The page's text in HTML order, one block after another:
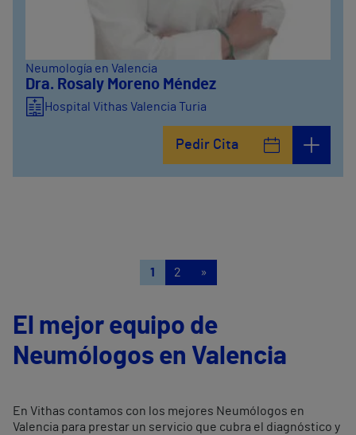
Neumología en Valencia
Dra. Rosaly Moreno Méndez
Hospital Vithas Valencia Turia
Pedir Cita
1 2 »
El mejor equipo de
Neumólogos en Valencia
En Vithas contamos con los mejores Neumólogos en
Valencia para prestar un servicio que cubra el diagnóstico y